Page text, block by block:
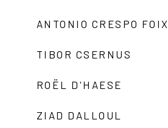
ANTONIO CRESPO FOIX
TIBOR CSERNUS
ROËL D'HAESE
ZIAD DALLOUL